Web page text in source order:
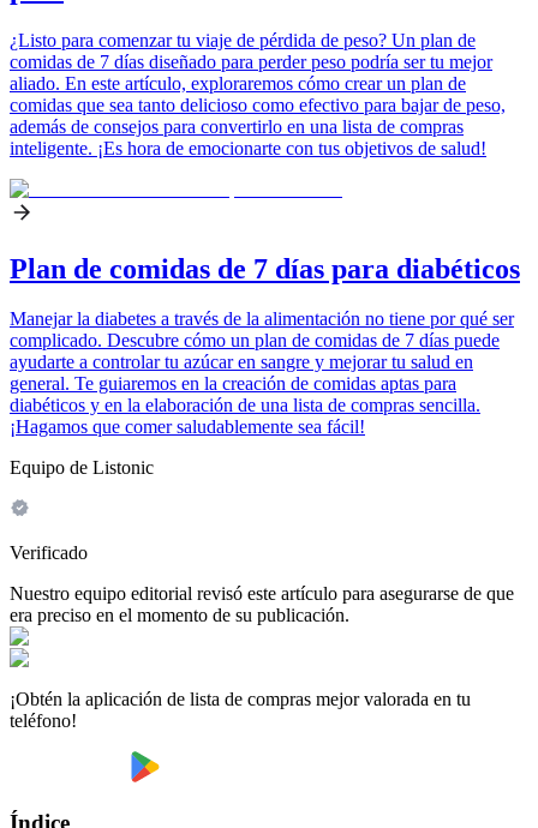
¿Listo para comenzar tu viaje de pérdida de peso? Un plan de
comidas de 7 días diseñado para perder peso podría ser tu mejor
aliado. En este artículo, exploraremos cómo crear un plan de
comidas que sea tanto delicioso como efectivo para bajar de peso,
además de consejos para convertirlo en una lista de compras
inteligente. ¡Es hora de emocionarte con tus objetivos de salud!
Plan de comidas de 7 días para diabéticos
Manejar la diabetes a través de la alimentación no tiene por qué ser
complicado. Descubre cómo un plan de comidas de 7 días puede
ayudarte a controlar tu azúcar en sangre y mejorar tu salud en
general. Te guiaremos en la creación de comidas aptas para
diabéticos y en la elaboración de una lista de compras sencilla.
¡Hagamos que comer saludablemente sea fácil!
Equipo de Listonic
Verificado
Nuestro equipo editorial revisó este artículo para asegurarse de que
era preciso en el momento de su publicación.
¡Obtén la aplicación de lista de compras mejor valorada en tu
teléfono!
Índice